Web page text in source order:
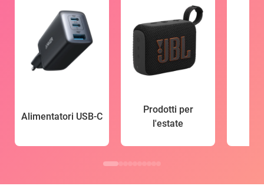
Alimentatori USB-C
Prodotti per
l'estate